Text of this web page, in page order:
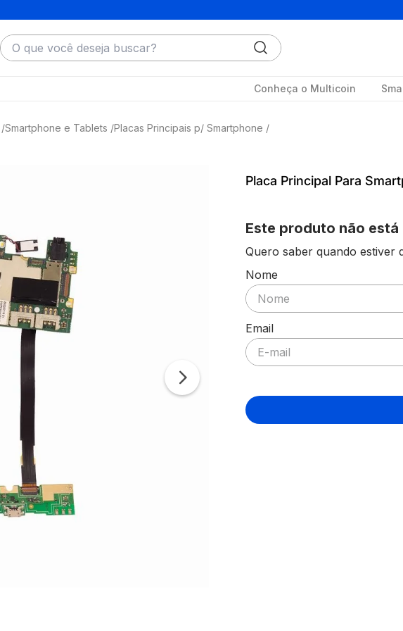
O que você deseja buscar?
Conheça o Multicoin
Smartphone e Tablets Placas Principais p/ Smartphone
Placa Principal Para
Este produto não
Quero saber quando estiver